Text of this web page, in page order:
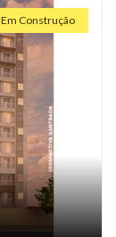
Em Construção